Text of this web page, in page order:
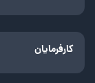
کارفرمایان